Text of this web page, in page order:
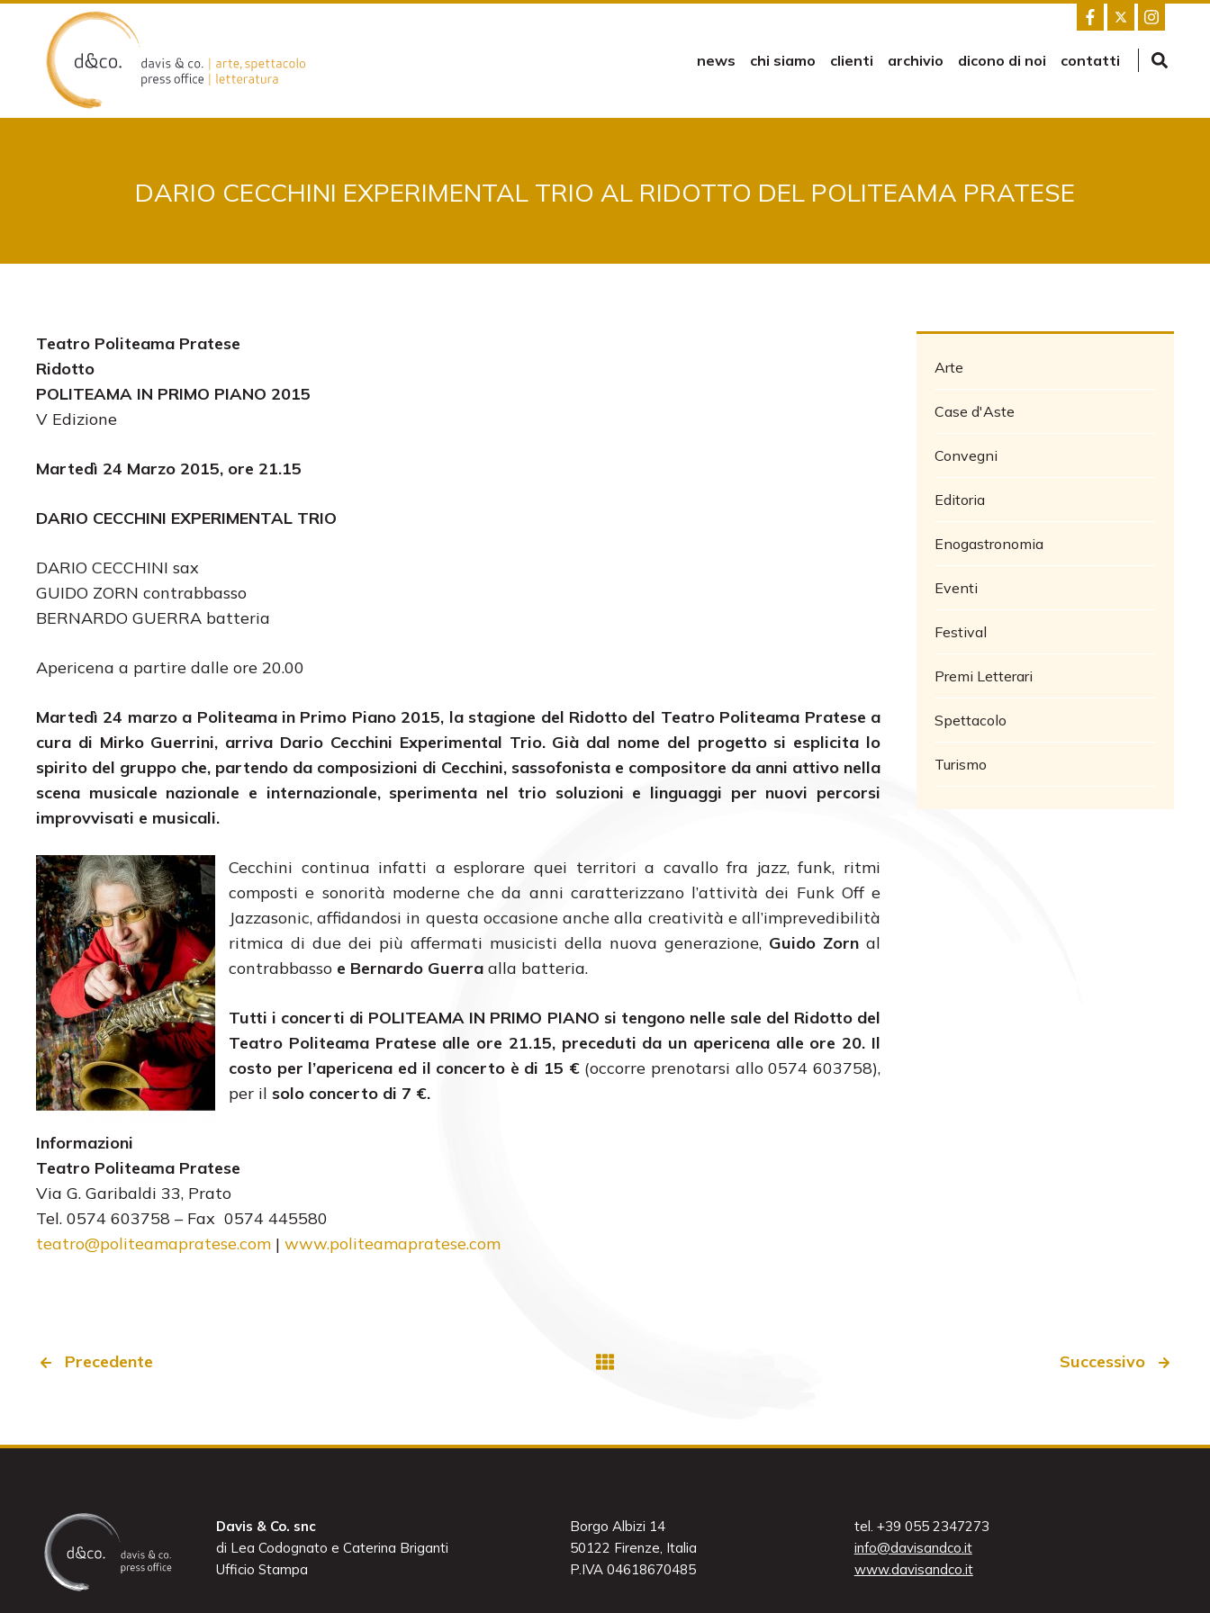
content
news chi siamo clienti archivio dicono di noi contatti
DARIO CECCHINI EXPERIMENTAL TRIO AL RIDOTTO DEL POLITEAMA PRATESE
Teatro Politeama Pratese
Ridotto
POLITEAMA IN PRIMO PIANO 2015
V Edizione
Martedì 24 Marzo 2015, ore 21.15
DARIO CECCHINI EXPERIMENTAL TRIO
DARIO CECCHINI sax
GUIDO ZORN contrabbasso
BERNARDO GUERRA batteria
Apericena a partire dalle ore 20.00
Martedì 24 marzoa Politeama in Primo Piano 2015, la stagione del Ridotto del Teatro Politeama Pratese a
cura di Mirko Guerrini, arriva Dario Cecchini Experimental Trio. Già dal nome del progetto si esplicita lo
spirito del gruppo che, partendo da composizioni di Cecchini, sassofonista e compositore da anni attivo nella
scena musicale nazionale e internazionale, sperimenta nel trio soluzioni e linguaggi per nuovi percorsi
improvvisati e musicali.
Cecchini continua infatti a esplorare quei territori a cavallo fra jazz, funk, ritmi
composti e sonorità moderne che da anni caratterizzano l’attività dei Funk Off e
Jazzasonic, affidandosi in questa occasione anche alla creatività e all’imprevedibilità
ritmica di due dei più affermati musicisti della nuova generazione, Guido Zorn al
contrabbasso e Bernardo Guerra alla batteria.
Tutti i concerti di POLITEAMA IN PRIMO PIANO si tengono nelle sale del Ridotto del
Teatro Politeama Pratese alle ore 21.15, preceduti da un apericena alle ore 20. Il
costo per l’apericena ed il concerto è di 15 € (occorre prenotarsi allo 0574 603758),
per il solo concerto di 7 €.
Informazioni
Teatro Politeama Pratese
Via G. Garibaldi 33, Prato
Tel. 0574 603758 – Fax 0574 445580
teatro@politeamapratese.com | www.politeamapratese.com
Arte
Case d'Aste
Convegni
Editoria
Enogastronomia
Eventi
Festival
Premi Letterari
Spettacolo
Turismo
Precedente Successivo
Davis & Co. snc
di Lea Codognato e Caterina Briganti
Ufficio Stampa
Borgo Albizi 14
50122 Firenze, Italia
P.IVA 04618670485
tel. +39 055 2347273
info@davisandco.it
www.davisandco.it